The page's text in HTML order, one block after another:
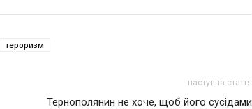
тероризм
наступна стаття
Тернополянин не хоче, щоб його сусідами